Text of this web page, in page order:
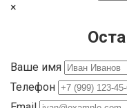
×
Ваше имя
Телефон